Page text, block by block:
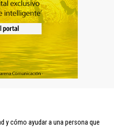
y cómo ayudar a una persona que